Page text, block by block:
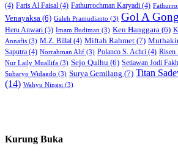
(4) Faris Al Faisal (4) Fathurrochman Karyadi (4)
Venayaksa (6) Galeh Pramudianto (3) Gol A Gong
Heru Anwari (5) Imam Budiman (3) Ken Hanggara (6)
Annafis (3) M.Z. Billal (4) Miftah Rahmet (7)
Saputra (4) Norrahman Alif (3) Polanco S. Achri (4) Risen
Nur Laily Muallifa (3) Sejo Qulhu (6) Setiawan Jodi
Suharyo Widagdo (3) Surya Gemilang (7) Titan
(14) Wahyu Ningsi (3)
Kurung Buka